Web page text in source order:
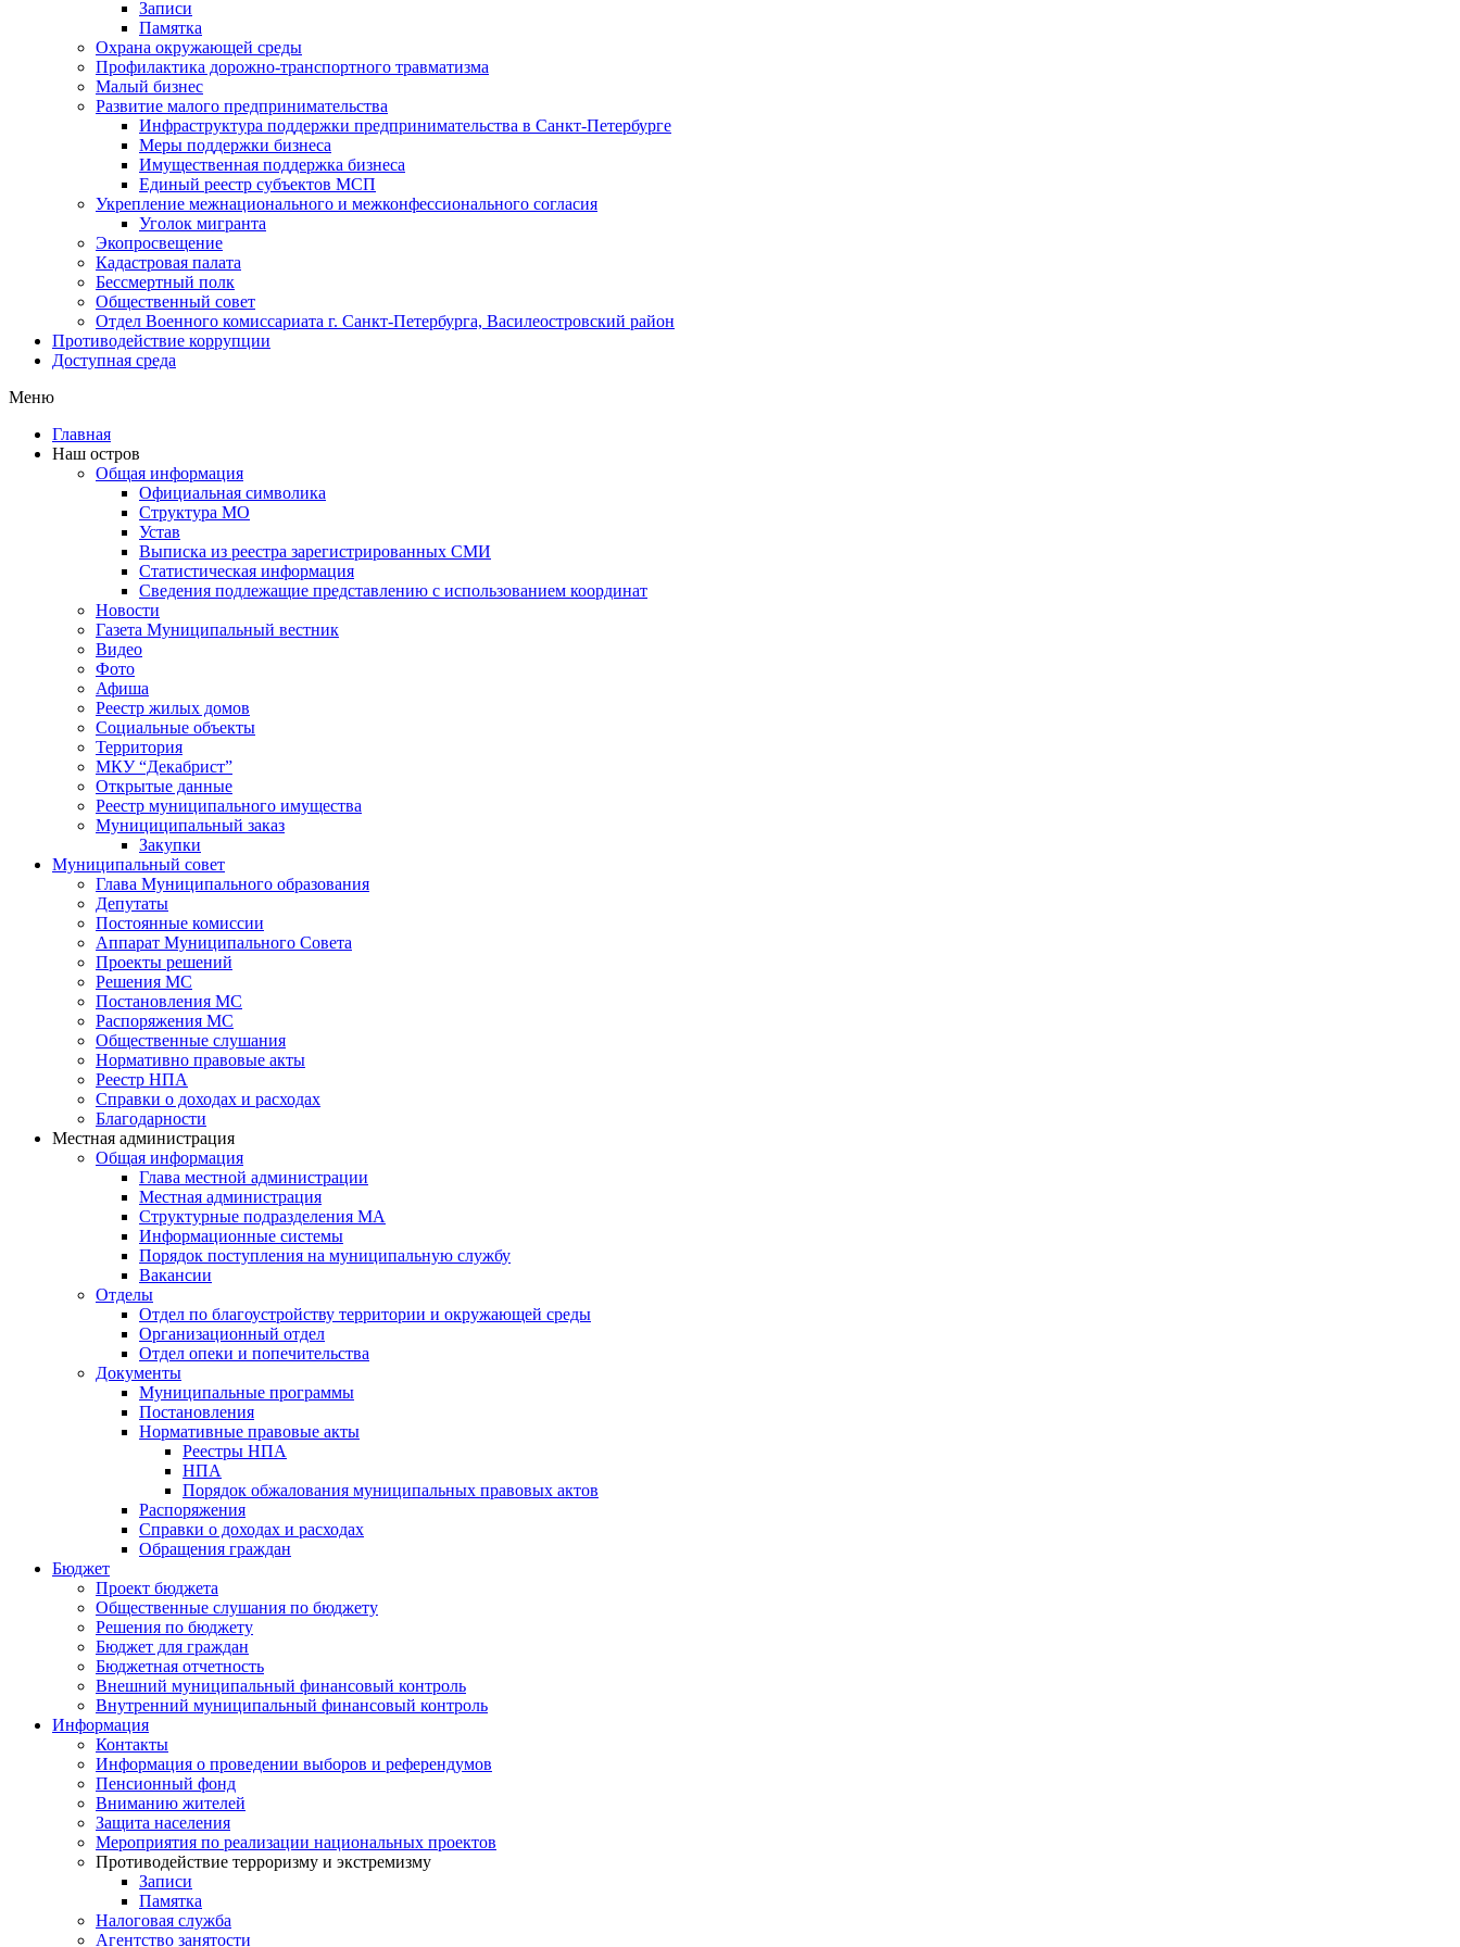
Записи
Памятка
Охрана окружающей среды
Профилактика дорожно-транспортного травматизма
Малый бизнес
Развитие малого предпринимательства
Инфраструктура поддержки предпринимательства в Санкт-Петербурге
Меры поддержки бизнеса
Имущественная поддержка бизнеса
Единый реестр субъектов МСП
Укрепление межнационального и межконфессионального согласия
Уголок мигранта
Экопросвещение
Кадастровая палата
Бессмертный полк
Общественный совет
Отдел Военного комиссариата г. Санкт-Петербурга, Василеостровский район
Противодействие коррупции
Доступная среда
Меню
Главная
Наш остров
Общая информация
Официальная символика
Структура МО
Устав
Выписка из реестра зарегистрированных СМИ
Статистическая информация
Сведения подлежащие представлению с использованием координат
Новости
Газета Муниципальный вестник
Видео
Фото
Афиша
Реестр жилых домов
Социальные объекты
Территория
МКУ “Декабрист”
Открытые данные
Реестр муниципального имущества
Мунициципальный заказ
Закупки
Муниципальный совет
Глава Муниципального образования
Депутаты
Постоянные комиссии
Аппарат Муниципального Совета
Проекты решений
Решения МС
Постановления МС
Распоряжения МС
Общественные слушания
Нормативно правовые акты
Реестр НПА
Справки о доходах и расходах
Благодарности
Местная администрация
Общая информация
Глава местной администрации
Местная администрация
Структурные подразделения МА
Информационные системы
Порядок поступления на муниципальную службу
Вакансии
Отделы
Отдел по благоустройству территории и окружающей среды
Организационный отдел
Отдел опеки и попечительства
Документы
Муниципальные программы
Постановления
Нормативные правовые акты
Реестры НПА
НПА
Порядок обжалования муниципальных правовых актов
Распоряжения
Справки о доходах и расходах
Обращения граждан
Бюджет
Проект бюджета
Общественные слушания по бюджету
Решения по бюджету
Бюджет для граждан
Бюджетная отчетность
Внешний муниципальный финансовый контроль
Внутренний муниципальный финансовый контроль
Информация
Контакты
Информация о проведении выборов и референдумов
Пенсионный фонд
Вниманию жителей
Защита населения
Мероприятия по реализации национальных проектов
Противодействие терроризму и экстремизму
Записи
Памятка
Налоговая служба
Агентство занятости